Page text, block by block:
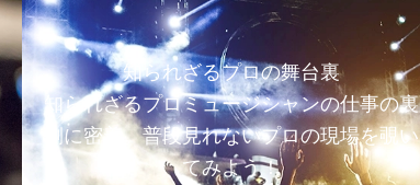
知られざるプロの舞台裏
知られざるプロミュージシャンの仕事の裏
側に密着。普段見れないプロの現場を覗い
てみよう！